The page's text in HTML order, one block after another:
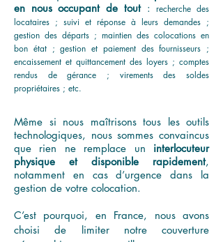
en nous occupant de tout:recherche des
locataires ; suivi et réponse à leurs demandes ;
gestion des départs ; maintien des colocations en
bon état ; gestion et paiement des fournisseurs ;
encaissement et quittancement des loyers ; comptes
rendus de gérance ; virements des soldes
propriétaires ; etc.
Même si nous maîtrisons tous les outils
technologiques, nous sommes convaincus
que rien ne remplace un interlocuteur
physique et disponible rapidement,
notamment en cas d’urgence dans la
gestion de votre colocation.
C’est pourquoi, en France, nous avons
choisi de limiter notre couverture